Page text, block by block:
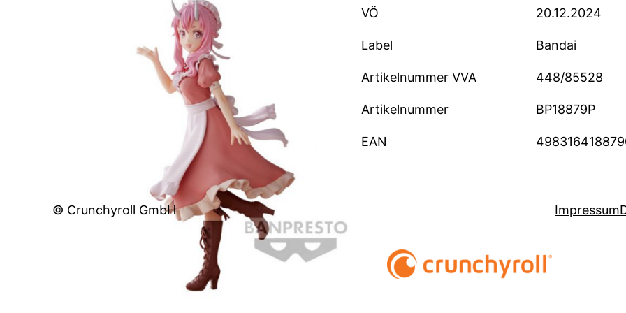
VÖ 20.12.2024
Label Bandai
Artikelnummer VVA 448/85528
Artikelnummer BP18879P
EAN
© Crunchyroll GmbH Impressum